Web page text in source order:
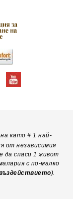
като # 1 най-
от независимия
да спаси 1 живот
с по-малко
).